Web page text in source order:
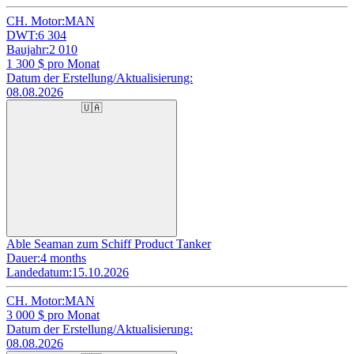
CH. Motor:MAN
DWT:6 304
Baujahr:2 010
1 300 $ pro Monat
Datum der Erstellung/Aktualisierung:
08.08.2026
🇺🇦
Able Seaman zum Schiff Product Tanker
Dauer:4 months
Landedatum:15.10.2026
CH. Motor:MAN
3 000 $ pro Monat
Datum der Erstellung/Aktualisierung:
08.08.2026